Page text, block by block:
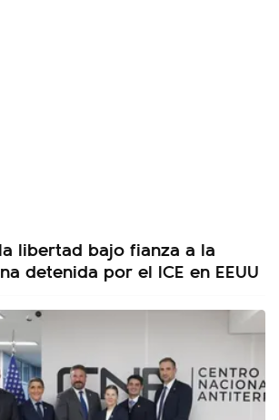
libertad bajo fianza a la
detenida por el ICE en EEUU